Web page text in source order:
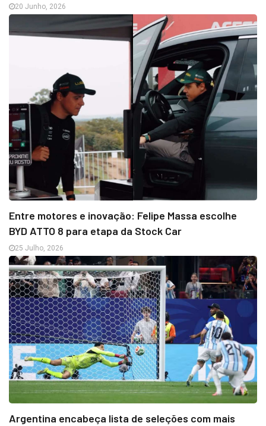
20 Junho, 2026
Entre motores e inovação: Felipe Massa escolhe
BYD ATTO 8 para etapa da Stock Car
25 Julho, 2026
Argentina encabeça lista de seleções com mais